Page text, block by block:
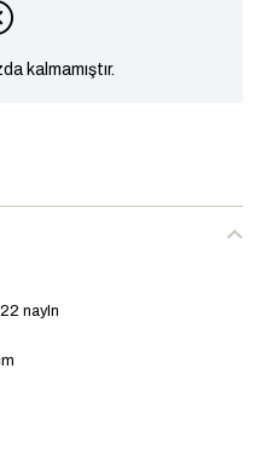
kalmamıştır.
nayln